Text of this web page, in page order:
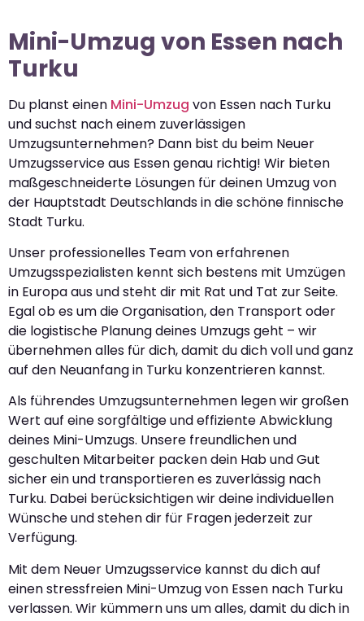
Mini-Umzug von Essen nach
Turku
Du planst einen Mini-Umzug von Essen nach Turku
und suchst nach einem zuverlässigen
Umzugsunternehmen? Dann bist du beim Neuer
Umzugsservice aus Essen genau richtig! Wir bieten
maßgeschneiderte Lösungen für deinen Umzug von
der Hauptstadt Deutschlands in die schöne finnische
Stadt Turku.
Unser professionelles Team von erfahrenen
Umzugsspezialisten kennt sich bestens mit Umzügen
in Europa aus und steht dir mit Rat und Tat zur Seite.
Egal ob es um die Organisation, den Transport oder
die logistische Planung deines Umzugs geht – wir
übernehmen alles für dich, damit du dich voll und ganz
auf den Neuanfang in Turku konzentrieren kannst.
Als führendes Umzugsunternehmen legen wir großen
Wert auf eine sorgfältige und effiziente Abwicklung
deines Mini-Umzugs. Unsere freundlichen und
geschulten Mitarbeiter packen dein Hab und Gut
sicher ein und transportieren es zuverlässig nach
Turku. Dabei berücksichtigen wir deine individuellen
Wünsche und stehen dir für Fragen jederzeit zur
Verfügung.
Mit dem Neuer Umzugsservice kannst du dich auf
einen stressfreien Mini-Umzug von Essen nach Turku
verlassen. Wir kümmern uns um alles, damit du dich in